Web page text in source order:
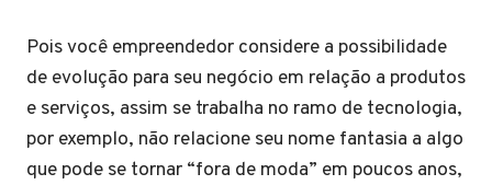
Pois você empreendedor considere a possibilidade
de evolução para seu negócio em relação a produtos
e serviços, assim se trabalha no ramo de tecnologia,
por exemplo, não relacione seu nome fantasia a algo
que pode se tornar “fora de moda” em poucos anos,